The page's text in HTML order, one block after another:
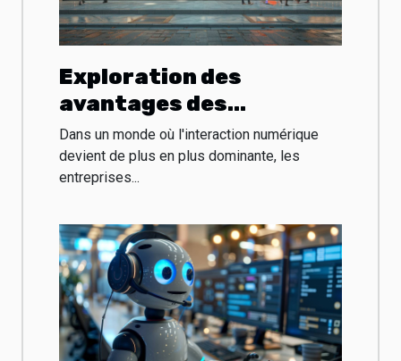
Exploration des
avantages des
boutiques de chatbots
pour les entreprises
Dans un monde où l'interaction numérique
devient de plus en plus dominante, les
entreprises...